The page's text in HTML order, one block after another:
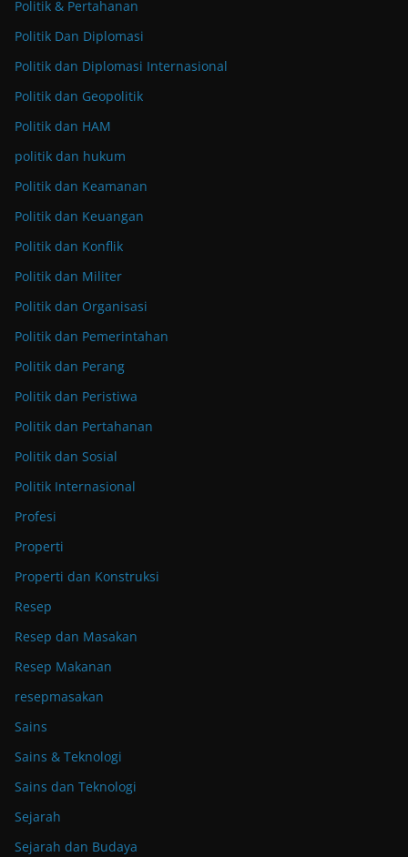
Politik & Pertahanan
Politik Dan Diplomasi
Politik dan Diplomasi Internasional
Politik dan Geopolitik
Politik dan HAM
politik dan hukum
Politik dan Keamanan
Politik dan Keuangan
Politik dan Konflik
Politik dan Militer
Politik dan Organisasi
Politik dan Pemerintahan
Politik dan Perang
Politik dan Peristiwa
Politik dan Pertahanan
Politik dan Sosial
Politik Internasional
Profesi
Properti
Properti dan Konstruksi
Resep
Resep dan Masakan
Resep Makanan
resepmasakan
Sains
Sains & Teknologi
Sains dan Teknologi
Sejarah
Sejarah dan Budaya